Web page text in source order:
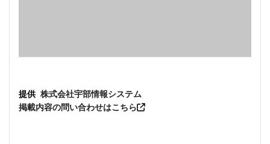
提供 株式会社宇部情報システム
掲載内容の問い合わせはこちら